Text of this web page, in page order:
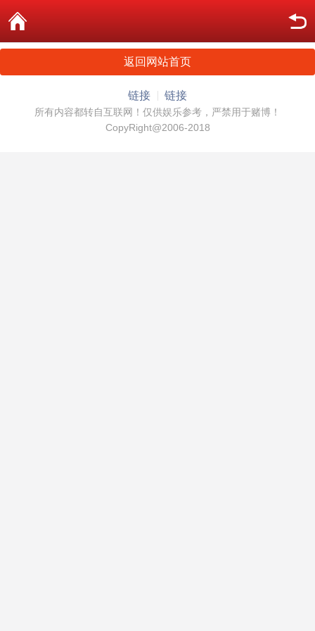
返回网站首页
链接 链接
所有内容都转自互联网！仅供娱乐参考，严禁用于赌博！
CopyRight@2006-2018